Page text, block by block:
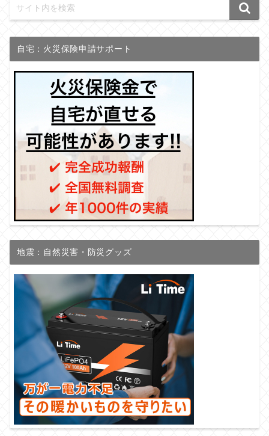
自宅：火災保険申請サポート
地震：自然災害・防災グッズ